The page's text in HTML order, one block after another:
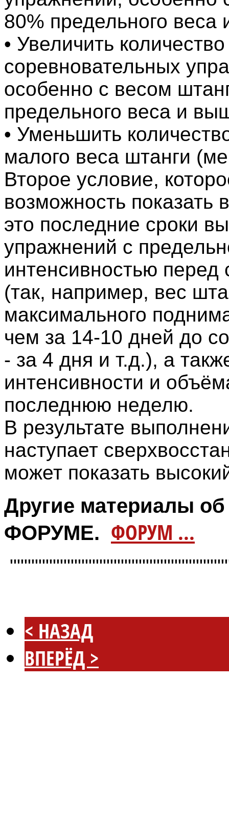
80% предельного
• Увеличить количество
соревновательных
особенно с весом
предельного веса и
• Уменьшить
малого веса штанги
Второе условие,
возможность показать
это последние сроки
упражнений с
интенсивностью
(так, например, вес
максимального
чем за 14-10 дней до
- за 4 дня и т.д.), а
интенсивности и
последнюю неделю.
В результате
наступает
может показать
Другие материалы
ФОРУМЕ. ФОРУМ ...
< НАЗАД
ВПЕРЁД >